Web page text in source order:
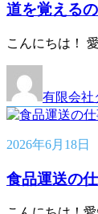
道を覚える
こんにちは！
有限会社
2026年6月18日
食品運送の